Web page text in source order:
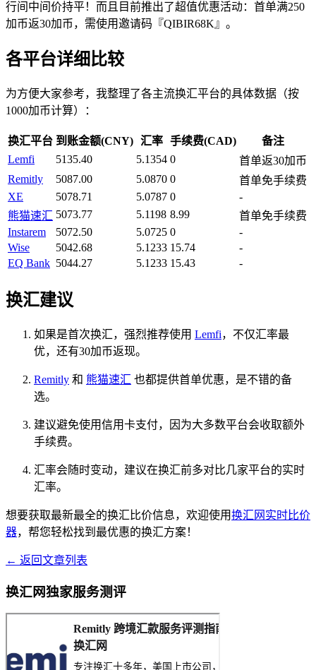
行间中间价持平！而且目前推出了超值优惠活动：首单满250
加币返30加币，需使用邀请码『QIBIR68K』。
各平台详细比较
为方便大家参考，我整理了各主流换汇平台的具体数据（按
1000加币计算）：
换汇平台 到账金额(CNY) 汇率 手续费(CAD)
备注
Lemfi
5135.40 5.1354 0
首单返30加币
Remitly
5087.00 5.0870 0
首单免手续费
XE
5078.71 5.0787 0
-
熊猫速汇 5073.77 5.1198 8.99
首单免手续费
Instarem
5072.50 5.0725 0
-
Wise
5042.68 5.1233 15.74
-
EQ Bank 5044.27 5.1233 15.43 -
换汇建议
如果是首次换汇，强烈推荐使用 Lemfi，不仅汇率最
优，还有30加币返现。
Remitly 和 熊猫速汇 也都提供首单优惠，是不错的备
选。
建议避免使用信用卡支付，因为大多数平台会收取额外
手续费。
汇率会随时变动，建议在换汇前多对比几家平台的实时
汇率。
想要获取最新最全的换汇比价信息，欢迎使用换汇网实时比价
器，帮您轻松找到最优惠的换汇方案！
← 返回文章列表
换汇网独家服务测评